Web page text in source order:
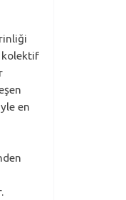
kolektif
en